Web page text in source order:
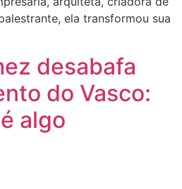
ela transformou sua
desabafa
do Vasco:
algo